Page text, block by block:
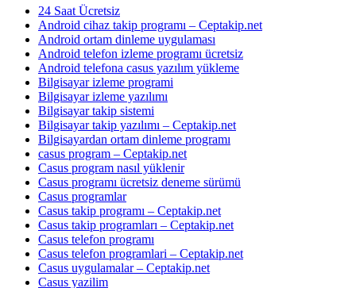
24 Saat Ücretsiz
Android cihaz takip programı – Ceptakip.net
Android ortam dinleme uygulaması
Android telefon izleme programı ücretsiz
Android telefona casus yazılım yükleme
Bilgisayar izleme programi
Bilgisayar izleme yazılımı
Bilgisayar takip sistemi
Bilgisayar takip yazılımı – Ceptakip.net
Bilgisayardan ortam dinleme programı
casus program – Ceptakip.net
Casus program nasıl yüklenir
Casus programı ücretsiz deneme sürümü
Casus programlar
Casus takip programı – Ceptakip.net
Casus takip programları – Ceptakip.net
Casus telefon programı
Casus telefon programlari – Ceptakip.net
Casus uygulamalar – Ceptakip.net
Casus yazilim